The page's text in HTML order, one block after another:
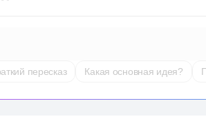
пересказ Какая основная идея?